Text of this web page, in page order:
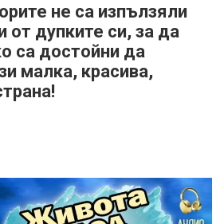
не са изпълзяли
от дупките си, за да
са достойни да
малка, красива,